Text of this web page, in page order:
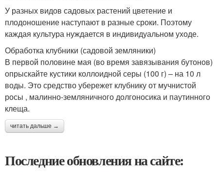
У разных видов садовых растений цветение и
плодоношение наступают в разные сроки. Поэтому
каждая культура нуждается в индивидуальном уходе.
Обработка клубники (садовой земляники)
В первой половине мая (во время завязывания бутонов)
опрыскайте кустики коллоидной серы (100 г) – на 10 л
воды. Это средство убережет клубнику от мучнистой
росы , малинно-земляничного долгоносика и паутинного
клеща.
читать дальше →
Последние обновления на сайте: